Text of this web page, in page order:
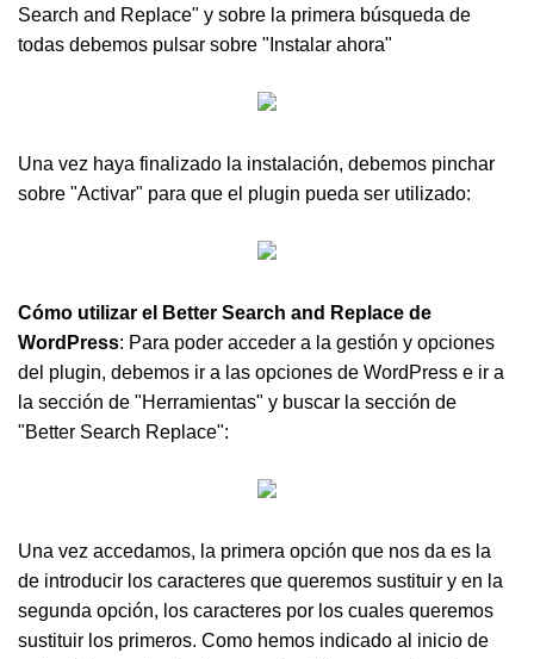
Search and Replace" y sobre la primera búsqueda de
todas debemos pulsar sobre "Instalar ahora"
Una vez haya finalizado la instalación, debemos pinchar
sobre "Activar" para que el plugin pueda ser utilizado:
Cómo utilizar el Better Search and Replace de
WordPress: Para poder acceder a la gestión y opciones
del plugin, debemos ir a las opciones de WordPress e ir a
la sección de "Herramientas" y buscar la sección de
"Better Search Replace":
Una vez accedamos, la primera opción que nos da es la
de introducir los caracteres que queremos sustituir y en la
segunda opción, los caracteres por los cuales queremos
sustituir los primeros. Como hemos indicado al inicio de